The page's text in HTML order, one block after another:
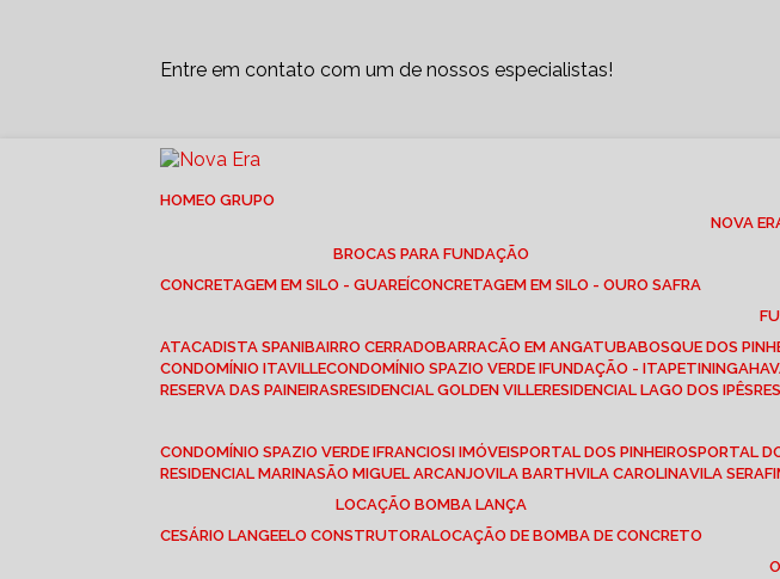
Entre em contato com um de nossos especialistas!
HOME
O GRUPO
NOVA
BROCAS PARA FUNDAÇÃO
CONCRETAGEM EM SILO - GUAREÍ CONCRETAGEM EM SILO - OURO SAFRA
ATACADISTA SPANI BAIRRO CERRADO BARRACÃO EM ANGATUBA BOSQUE DOS
CONDOMÍNIO ITAVILLE CONDOMÍNIO SPAZIO VERDE I FUNDAÇÃO - ITAPETININGA
RESERVA DAS PAINEIRAS RESIDENCIAL GOLDEN VILLE RESIDENCIAL LAGO DOS IPÊS
CONDOMÍNIO SPAZIO VERDE I FRANCIOSI IMÓVEIS PORTAL DOS PINHEIROS PORTAL
RESIDENCIAL MARINA SÃO MIGUEL ARCANJO VILA BARTH VILA CAROLINA VILA
LOCAÇÃO BOMBA LANÇA
CESÁRIO LANGE ELO CONSTRUTORA LOCAÇÃO DE BOMBA DE CONCRETO